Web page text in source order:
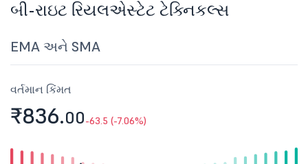
બી-રાઇટ રિયલએસ્ટેટ ટેક્નિકલ્સ
EMA અને SMA
વર્તમાન કિંમત
₹836.00-63.5 (-7.06%)